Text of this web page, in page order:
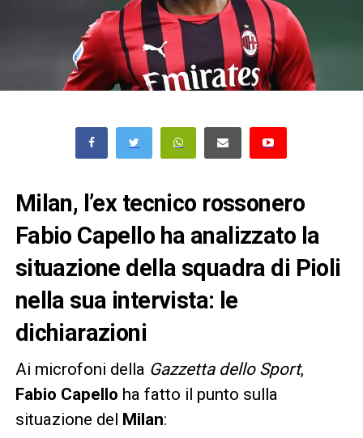
Milan, l’ex tecnico rossonero
Fabio Capello ha analizzato la
situazione della squadra di Pioli
nella sua intervista: le
dichiarazioni
Ai microfoni della Gazzetta dello Sport,
Fabio Capello ha fatto il punto sulla
situazione del Milan: